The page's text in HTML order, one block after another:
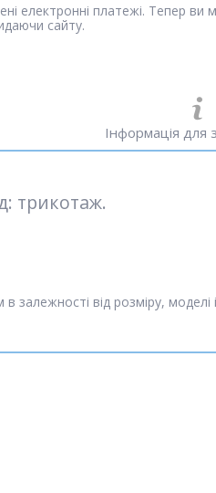
електронні платежі. Тепер
сайту.
Інформація для
трикотаж.
залежності від розміру, моделі